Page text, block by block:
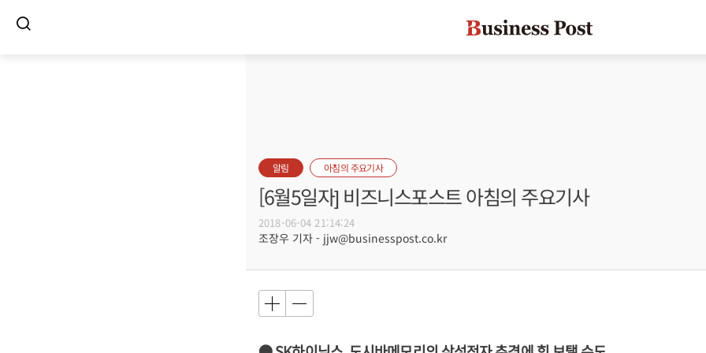
알림 아침의 주요기사
[6월5일자] 비즈니스포스트 아침의 주요기사
2018-06-04 21:14:24
조장우 기자 - jjw@businesspost.co.kr